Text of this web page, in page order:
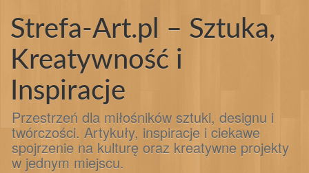
treściStrefa-Art.pl – Sztuka,
Kreatywność i
Inspiracje
Przestrzeń dla miłośników sztuki, designu i
twórczości. Artykuły, inspiracje i ciekawe
spojrzenie na kulturę oraz kreatywne projekty
w jednym miejscu.